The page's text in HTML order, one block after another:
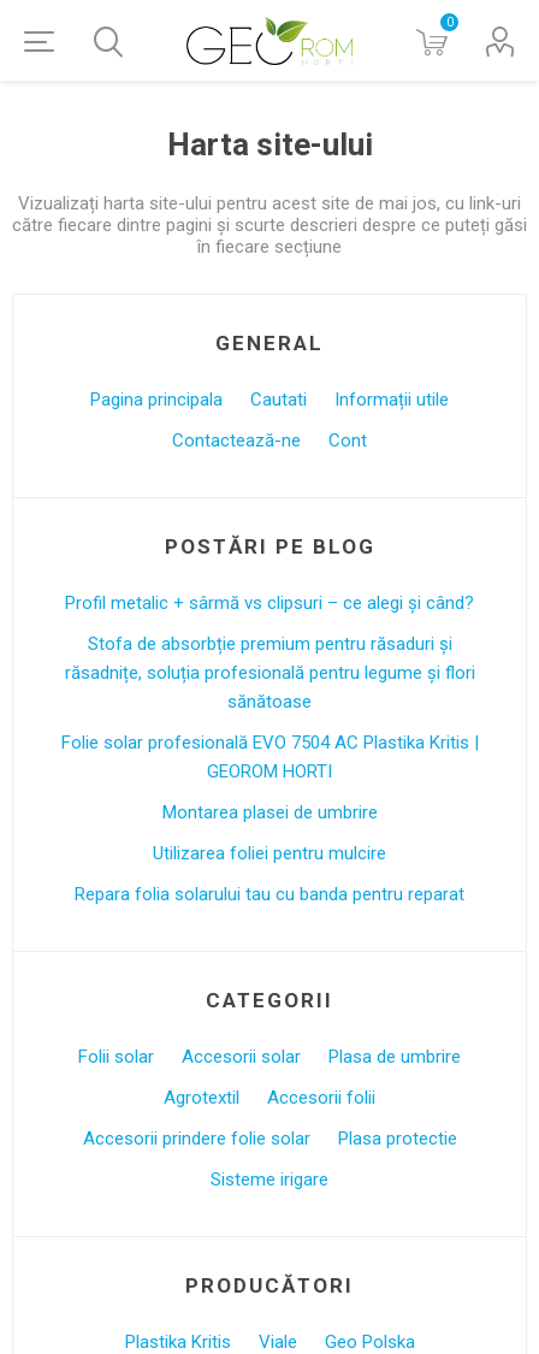
0
Harta site-ului
Vizualizați harta site-ului pentru acest site de mai jos, cu link-uri
către fiecare dintre pagini și scurte descrieri despre ce puteți găsi
în fiecare secțiune
GENERAL
Pagina principala Cautati
Informații utile
Contactează-ne
Cont
POSTĂRI PE BLOG
Profil metalic + sârmă vs clipsuri – ce alegi și când?
Stofa de absorbție premium pentru răsaduri și
răsadnițe, soluția profesională pentru legume și flori
sănătoase
Folie solar profesională EVO 7504 AC Plastika Kritis |
GEOROM HORTI
Montarea plasei de umbrire
Utilizarea foliei pentru mulcire
Repara folia solarului tau cu banda pentru reparat
CATEGORII
Folii solar Accesorii solar
Plasa de umbrire
Agrotextil
Accesorii folii
Accesorii prindere folie solar
Plasa protectie
Sisteme irigare
PRODUCĂTORI
Plastika Kritis Viale Geo Polska